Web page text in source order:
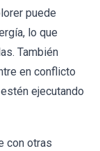
puede
lo que
También
en conflicto
ejecutando
con otras